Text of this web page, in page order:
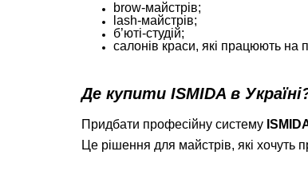
brow-майстрів;
lash-майстрів;
б’юті-студій;
салонів краси, які працюють на
Де купити ISMIDA в
Придбати професійну систему
Це рішення для майстрів, які